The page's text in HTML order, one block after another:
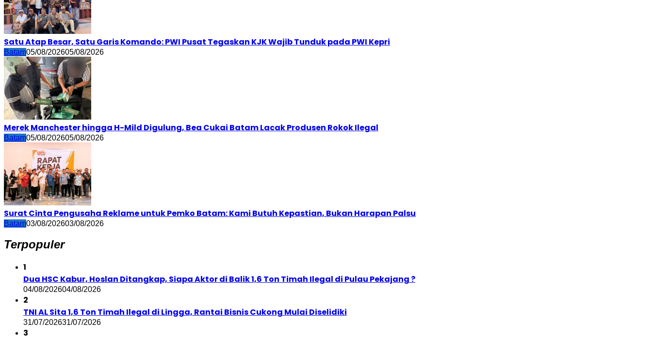
Satu Atap Besar, Satu Garis Komando: PWI Pusat Tegaskan KJK Wajib Tunduk pada PWI Kepri
Batam05/08/202605/08/2026
Merek Manchester hingga H-Mild Digulung, Bea Cukai Batam Lacak Produsen Rokok Ilegal
Batam05/08/202605/08/2026
Surat Cinta Pengusaha Reklame untuk Pemko Batam: Kami Butuh Kepastian, Bukan Harapan Palsu
Batam03/08/202603/08/2026
Terpopuler
1
Dua HSC Kabur, Hoslan Ditangkap, Siapa Aktor di Balik 1,6 Ton Timah Ilegal di Pulau Pekajang ?
04/08/202604/08/2026
2
TNI AL Sita 1,6 Ton Timah Ilegal di Lingga, Rantai Bisnis Cukong Mulai Diselidiki
31/07/202631/07/2026
3